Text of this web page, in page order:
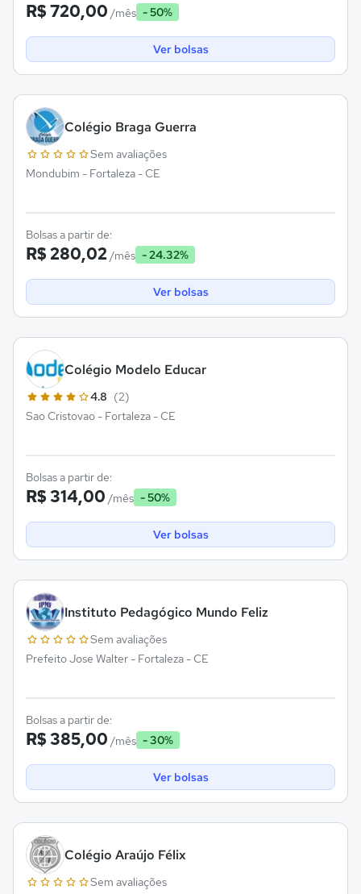
R$ 720,00 /mês - 50%
Ver bolsas
Colégio Braga Guerra
Sem avaliações
Mondubim - Fortaleza - CE
Bolsas a partir de:
R$ 280,02 /mês - 24.32%
Ver bolsas
Colégio Modelo Educar
4.8 (2)
Sao Cristovao - Fortaleza - CE
Bolsas a partir de:
R$ 314,00 /mês - 50%
Ver bolsas
Instituto Pedagógico Mundo Feliz
Sem avaliações
Prefeito Jose Walter - Fortaleza - CE
Bolsas a partir de:
R$ 385,00 /mês - 30%
Ver bolsas
Colégio Araújo Félix
Sem avaliações